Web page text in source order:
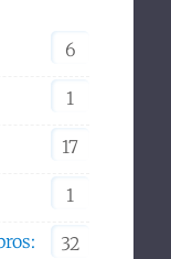
6
1
17
1
32